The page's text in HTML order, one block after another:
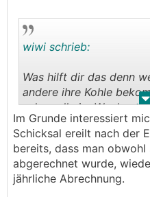
.
wiwi schrieb:
Was hilft dir das denn
andere ihre Kohle
schon alle im
Montag bist du selber
Wie hört man von den
deine Base.
Im Grunde interessiert
Schicksal ereilt nach der
bereits, dass man
abgerechnet wurde,
jährliche Abrechnung.